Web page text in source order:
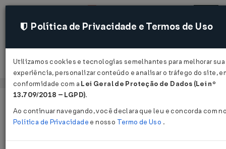
Acessar
Política de Privacidade e Termos de Uso
Utilizamos cookies e tecnologias semelhantes para melhorar sua
experiência, personalizar conteúdo e analisar o tráfego do site,
conformidade com a Lei Geral de Proteção de Dados (Lei nº
13.709/2018 – LGPD).
Ao continuar navegando, você declara que leu e concorda com
Política de Privacidade e nosso Termo de Uso .